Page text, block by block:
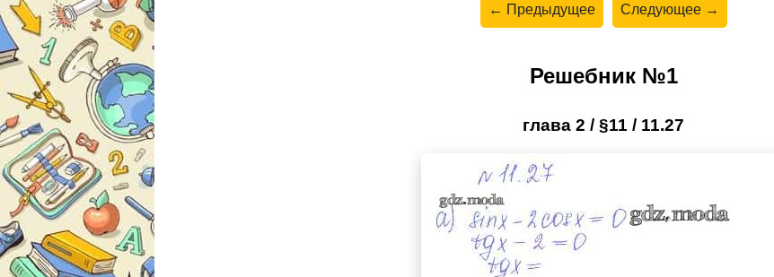
← Предыдущее Следующее →
Решебник №1
глава 2 / §11 / 11.27